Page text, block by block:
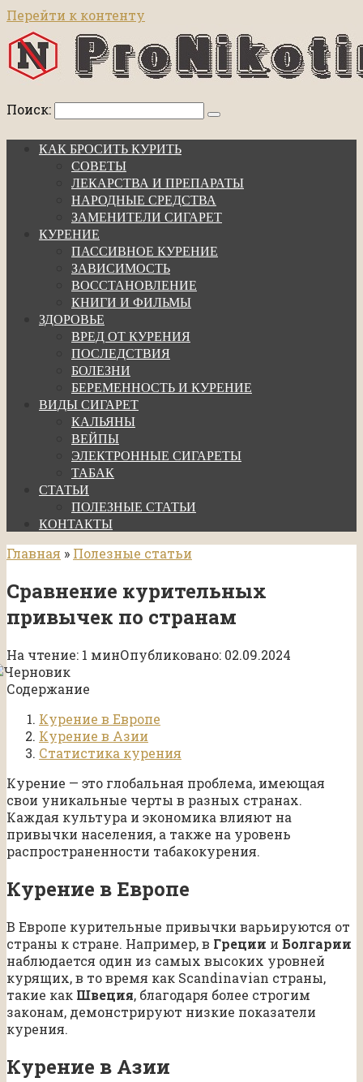
Перейти к контенту
Поиск:
КАК БРОСИТЬ КУРИТЬ
СОВЕТЫ
ЛЕКАРСТВА И ПРЕПАРАТЫ
НАРОДНЫЕ СРЕДСТВА
ЗАМЕНИТЕЛИ СИГАРЕТ
КУРЕНИЕ
ПАССИВНОЕ КУРЕНИЕ
ЗАВИСИМОСТЬ
ВОССТАНОВЛЕНИЕ
КНИГИ И ФИЛЬМЫ
ЗДОРОВЬЕ
ВРЕД ОТ КУРЕНИЯ
ПОСЛЕДСТВИЯ
БОЛЕЗНИ
БЕРЕМЕННОСТЬ И КУРЕНИЕ
ВИДЫ СИГАРЕТ
КАЛЬЯНЫ
ВЕЙПЫ
ЭЛЕКТРОННЫЕ СИГАРЕТЫ
ТАБАК
СТАТЬИ
ПОЛЕЗНЫЕ СТАТЬИ
КОНТАКТЫ
Главная » Полезные статьи
Сравнение курительных
привычек по странам
На чтение: 1 минОпубликовано: 02.09.2024
Содержание
Курение в Европе
Курение в Азии
Статистика курения
Курение — это глобальная проблема, имеющая
свои уникальные черты в разных странах.
Каждая культура и экономика влияют на
привычки населения, а также на уровень
распространенности табакокурения.
Курение в Европе
В Европе курительные привычки варьируются от
страны к стране. Например, в Греции и Болгарии
наблюдается один из самых высоких уровней
курящих, в то время как Scandinavian страны,
такие как Швеция, благодаря более строгим
законам, демонстрируют низкие показатели
курения.
Курение в Азии